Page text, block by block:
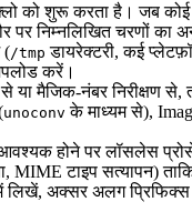
को शुरू करता है। जब कोई
पर निम्नलिखित चरणों का
(/tmp डायरेक्टरी, कई
करें।
या मैजिक‑नंबर निरीक्षण
unoconv के माध्यम से),
होने पर लॉसलेस
टाइप सत्यापन)
लिखें, अक्सर अलग